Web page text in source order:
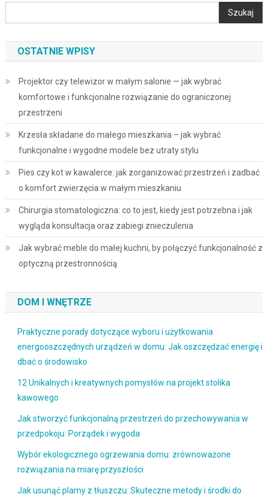
Szukaj
OSTATNIE WPISY
Projektor czy telewizor w małym salonie — jak wybrać
komfortowe i funkcjonalne rozwiązanie do ograniczonej
przestrzeni
Krzesła składane do małego mieszkania – jak wybrać
funkcjonalne i wygodne modele bez utraty stylu
Pies czy kot w kawalerce: jak zorganizować przestrzeń i zadbać
o komfort zwierzęcia w małym mieszkaniu
Chirurgia stomatologiczna: co to jest, kiedy jest potrzebna i jak
wygląda konsultacja oraz zabiegi znieczulenia
Jak wybrać meble do małej kuchni, by połączyć funkcjonalność z
optyczną przestronnością
DOM I WNĘTRZE
Praktyczne porady dotyczące wyboru i użytkowania
energooszczędnych urządzeń w domu: Jak oszczędzać energię i
dbać o środowisko
12 Unikalnych i kreatywnych pomysłów na projekt stolika
kawowego
Jak stworzyć funkcjonalną przestrzeń do przechowywania w
przedpokoju: Porządek i wygoda
Wybór ekologicznego ogrzewania domu: zrównoważone
rozwiązania na miarę przyszłości
Jak usunąć plamy z tłuszczu: Skuteczne metody i środki do